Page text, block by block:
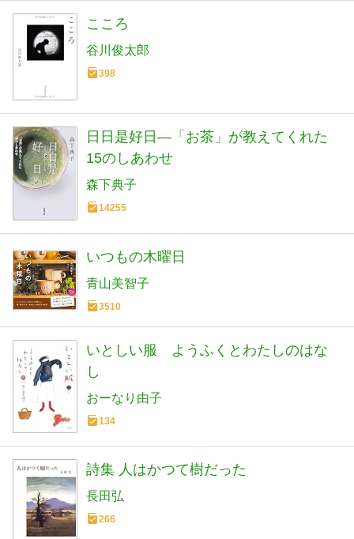
こころ
谷川俊太郎
398
日日是好日―「お茶」が教えてくれた
15のしあわせ
森下典子
14255
いつもの木曜日
青山美智子
3510
いとしい服 ようふくとわたしのはな
し
おーなり由子
134
詩集 人はかつて樹だった
長田弘
266